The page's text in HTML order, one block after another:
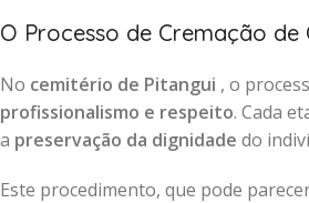
O Processo de Cremação de
No cemitério de Pitangui , o
profissionalismo e respeito. Cada
a preservação da dignidade do
Este procedimento, que pode